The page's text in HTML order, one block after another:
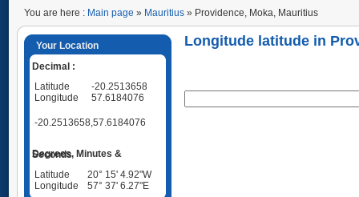
You are here : Main page » Mauritius » Providence, Moka, Mauritius
Your Location
Decimal :
Latitude
-20.2513658
Longitude
57.6184076
-20.2513658,57.6184076
Degrees, Minutes & Seconds
Latitude
20° 15' 4.92"W
Longitude
57° 37' 6.27"E
Longitude latitude in